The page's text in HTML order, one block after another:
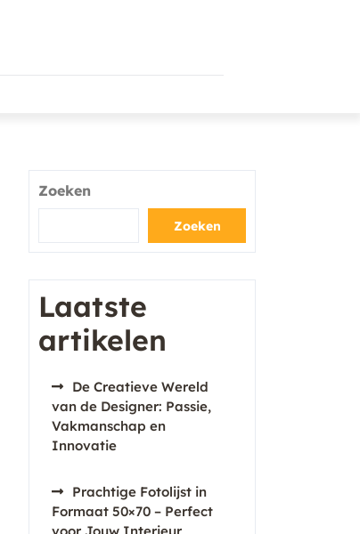
Zoeken
Zoeken
Laatste
artikelen
De Creatieve Wereld
van de Designer: Passie,
Vakmanschap en
Innovatie
Prachtige Fotolijst in
Formaat 50×70 – Perfect